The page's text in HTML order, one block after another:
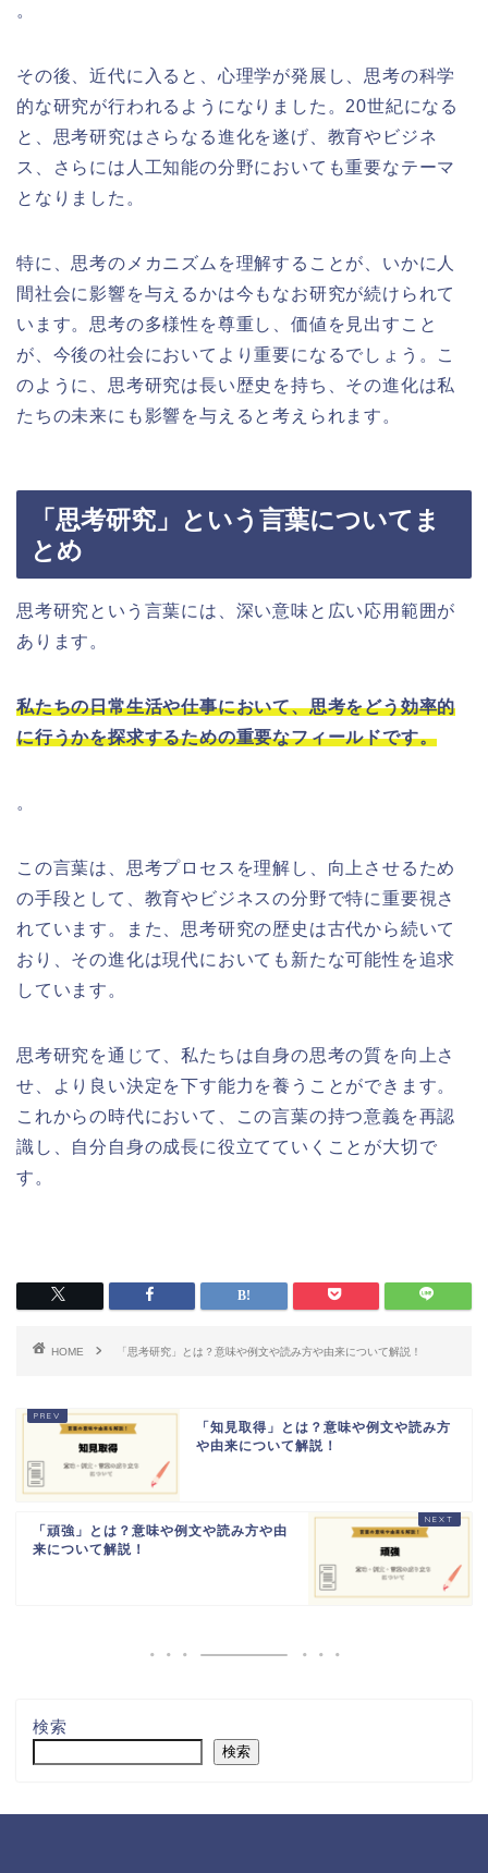
。
その後、近代に入ると、心理学が発展し、思考の科学
的な研究が行われるようになりました。20世紀になる
と、思考研究はさらなる進化を遂げ、教育やビジネ
ス、さらには人工知能の分野においても重要なテーマ
となりました。
特に、思考のメカニズムを理解することが、いかに人
間社会に影響を与えるかは今もなお研究が続けられて
います。思考の多様性を尊重し、価値を見出すこと
が、今後の社会においてより重要になるでしょう。こ
のように、思考研究は長い歴史を持ち、その進化は私
たちの未来にも影響を与えると考えられます。
「思考研究」という言葉についてま
とめ
思考研究という言葉には、深い意味と広い応用範囲が
あります。
私たちの日常生活や仕事において、思考をどう効率的
に行うかを探求するための重要なフィールドです。
。
この言葉は、思考プロセスを理解し、向上させるため
の手段として、教育やビジネスの分野で特に重要視さ
れています。また、思考研究の歴史は古代から続いて
おり、その進化は現代においても新たな可能性を追求
しています。
思考研究を通じて、私たちは自身の思考の質を向上さ
せ、より良い決定を下す能力を養うことができます。
これからの時代において、この言葉の持つ意義を再認
識し、自分自身の成長に役立てていくことが大切で
す。
HOME 「思考研究」とは？意味や例文や読み方や由来について解説！
「知見取得」とは？意味や例文や読み方
や由来について解説！
「頑強」とは？意味や例文や読み方や由
来について解説！
検索
検索